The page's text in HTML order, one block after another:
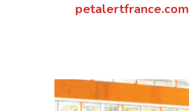
petalertfrance.com